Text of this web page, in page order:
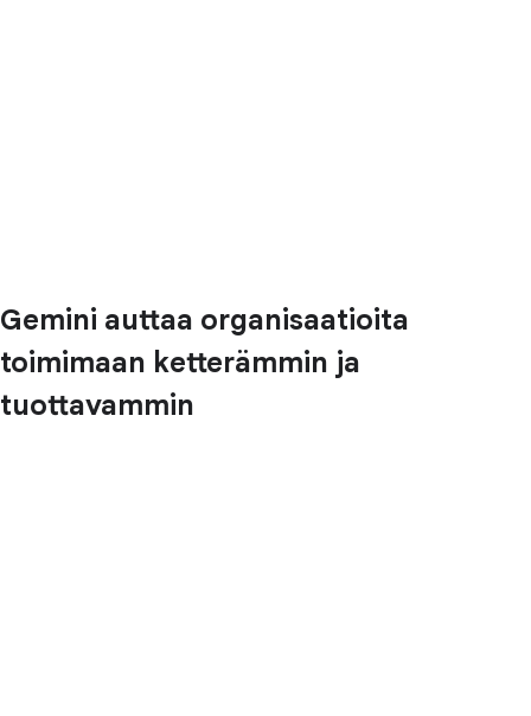
Gemini auttaa organisaatioita
toimimaan ketterämmin ja
tuottavammin